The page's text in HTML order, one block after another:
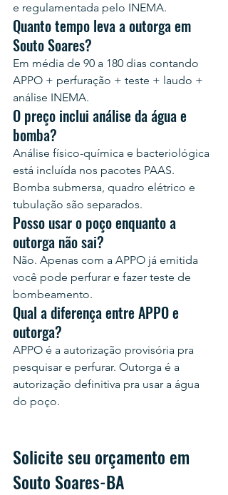
e regulamentada pelo INEMA.
Quanto tempo leva a outorga em
Souto Soares?
Em média de 90 a 180 dias contando
APPO + perfuração + teste + laudo +
análise INEMA.
O preço inclui análise da água e
bomba?
Análise físico-química e bacteriológica
está incluída nos pacotes PAAS.
Bomba submersa, quadro elétrico e
tubulação são separados.
Posso usar o poço enquanto a
outorga não sai?
Não. Apenas com a APPO já emitida
você pode perfurar e fazer teste de
bombeamento.
Qual a diferença entre APPO e
outorga?
APPO é a autorização provisória pra
pesquisar e perfurar. Outorga é a
autorização definitiva pra usar a água
do poço.
Solicite seu orçamento em
Souto Soares-BA